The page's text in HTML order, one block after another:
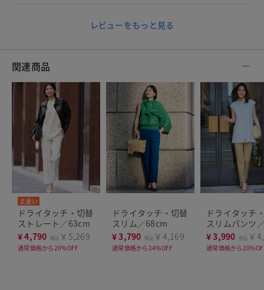
レビューをもっと見る
関連商品
丈違い
ドライタッチ・切替
ストレート／63cm
¥4,790 税込 ￥5,269
通常価格から20%OFF
ドライタッチ・切替
スリム／68cm
¥3,790 税込 ￥4,169
通常価格から24%OFF
ドライタッチ
スリムパンツ
63cm
¥3,990 税込 ￥
通常価格から